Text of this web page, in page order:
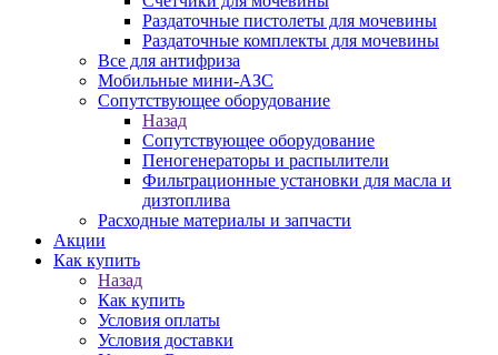
Раздаточные пистолеты для мочевины
Раздаточные комплекты для мочевины
Все для антифриза
Мобильные мини-АЗС
Сопутствующее оборудование
Назад
Сопутствующее оборудование
Пеногенераторы и распылители
Фильтрационные установки для масла и
дизтоплива
Расходные материалы и запчасти
Акции
Как купить
Назад
Как купить
Условия оплаты
Условия доставки